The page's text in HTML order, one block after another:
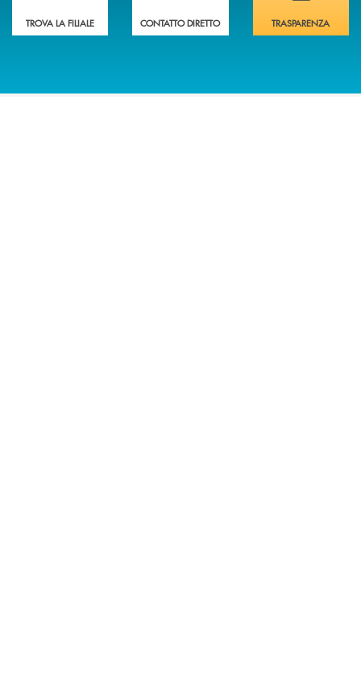
TROVA LA FILIALE CONTATTO DIRETTO TRASPARENZA